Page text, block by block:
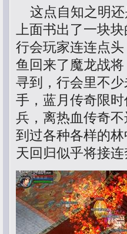
这点自知之明还
上面书出了一块
行会玩家连连点
鱼回来了魔龙战
寻到，行会里不
手，蓝月传奇限
兵，离热血传奇
到过各种各样的
天回归似乎将接